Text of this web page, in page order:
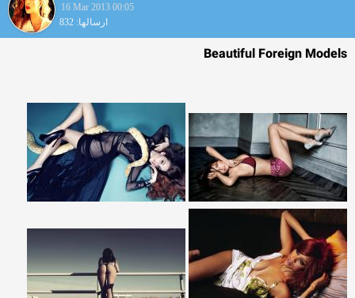
16 Mar 2013 00:05
ارسالها: 832
Beautiful Foreign Models